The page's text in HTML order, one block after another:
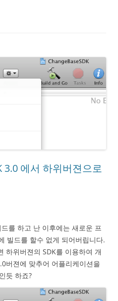
에서 하위버젼으로
를 하고 난 이후에는 새로운 프
빌드를 할수 없게 되어버립니다.
하위버젼의 SDK를 이용하여 개
버젼에 맞추어 어플리케이션을
듯 하죠?